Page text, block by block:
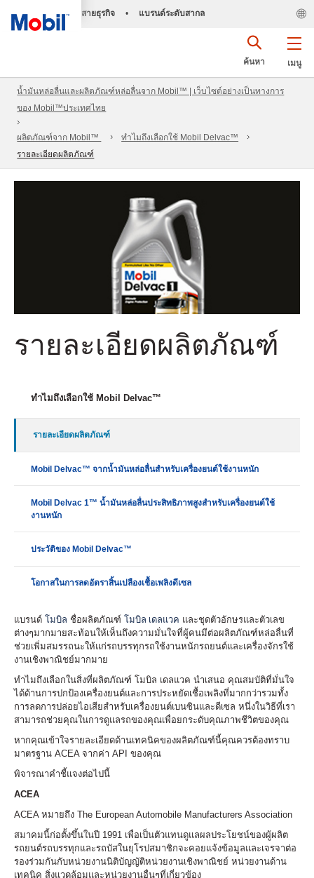
สายธุรกิจ • แบรนด์ระดับสากล
เมนู
ค้นหา
น้ำมันหล่อลื่นและผลิตภัณฑ์หล่อลื่นจาก Mobil™ | เว็บไซต์อย่างเป็นทางการ
ของ Mobil™ประเทศไทย
ผลิตภัณฑ์จาก Mobil™
ทำไมถึงเลือกใช้ Mobil Delvac™
รายละเอียดผลิตภัณฑ์
รายละเอียดผลิตภัณฑ์
ทำไมถึงเลือกใช้ Mobil Delvac™
รายละเอียดผลิตภัณฑ์
Mobil Delvac™ จากน้ำมันหล่อลื่นสำหรับเครื่องยนต์ใช้งานหนัก
Mobil Delvac 1™ น้ำมันหล่อลื่นประสิทธิภาพสูงสำหรับเครื่องยนต์ใช้
งานหนัก
ประวัติของ Mobil Delvac™
โอกาสในการลดอัตราสิ้นเปลืองเชื้อเพลิงดีเซล
แบรนด์ โมบิล ชื่อผลิตภัณฑ์ โมบิล เดลแวค และชุดตัวอักษรและตัวเลข
ต่างๆมากมายสะท้อนให้เห็นถึงความมั่นใจที่ผู้คนมีต่อผลิตภัณฑ์หล่อลื่นที่
ช่วยเพิ่มสมรรถนะให้แก่รถบรรทุกรถใช้งานหนักรถยนต์และเครื่องจักรใช้
งานเชิงพาณิชย์มากมาย
ทำไมถึงเลือกในสิ่งที่ผลิตภัณฑ์ โมบิล เดลแวค นำเสนอ คุณสมบัติที่มั่นใจ
ได้ด้านการปกป้องเครื่องยนต์และการประหยัดเชื้อเพลิงที่มากกว่ารวมทั้ง
การลดการปล่อยไอเสียสำหรับเครื่องยนต์เบนซินและดีเซล หนึ่งในวิธีที่เรา
สามารถช่วยคุณในการดูแลรถของคุณเพื่อยกระดับคุณภาพชีวิตของคุณ
หากคุณเข้าใจรายละเอียดด้านเทคนิคของผลิตภัณฑ์นี้คุณควรต้องทราบ
มาตรฐาน ACEA จากค่า API ของคุณ
พิจารณาคำชี้แจงต่อไปนี้
ACEA
ACEA หมายถึง The European Automobile Manufacturers Association
สมาคมนี้ก่อตั้งขึ้นในปี 1991 เพื่อเป็นตัวแทนดูแลผลประโยชน์ของผู้ผลิต
รถยนต์รถบรรทุกและรถบัสในยุโรปสมาชิกจะคอยแจ้งข้อมูลและเจรจาต่อ
รองร่วมกันกับหน่วยงานนิติบัญญัติหน่วยงานเชิงพาณิชย์ หน่วยงานด้าน
เทคนิค สิ่งแวดล้อมและหน่วยงานอื่นๆที่เกี่ยวข้อง